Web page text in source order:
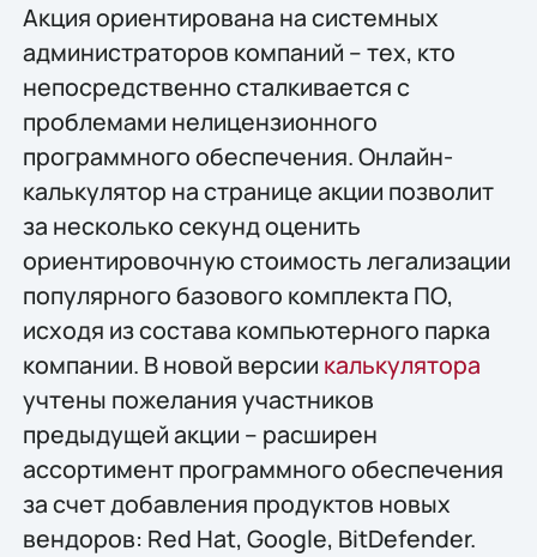
Акция ориентирована на системных
администраторов компаний – тех, кто
непосредственно сталкивается с
проблемами нелицензионного
программного обеспечения. Онлайн-
калькулятор на странице акции позволит
за несколько секунд оценить
ориентировочную стоимость легализации
популярного базового комплекта ПО,
исходя из состава компьютерного парка
компании. В новой версии калькулятора
учтены пожелания участников
предыдущей акции – расширен
ассортимент программного обеспечения
за счет добавления продуктов новых
вендоров: Red Hat, Google, BitDefender.